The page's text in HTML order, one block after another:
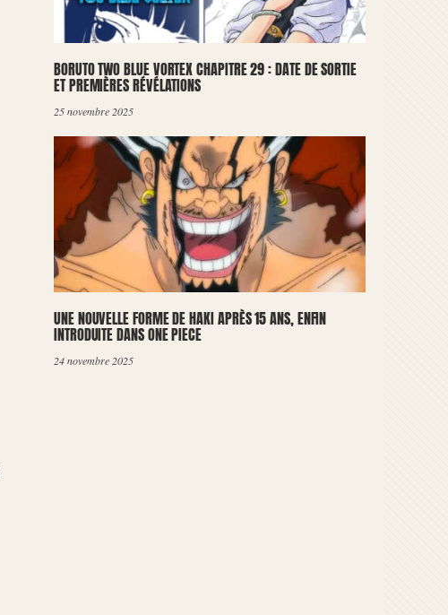
BORUTO TWO BLUE VORTEX CHAPITRE 29 : DATE DE SORTIE
ET PREMIÈRES RÉVÉLATIONS
25 novembre 2025
UNE NOUVELLE FORME DE HAKI APRÈS 15 ANS, ENFIN
INTRODUITE DANS ONE PIECE
24 novembre 2025